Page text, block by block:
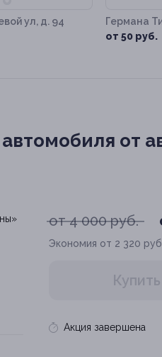
ул, д. 94
Германа
37
от 50 руб.
от
от 4 000 руб.
Экономия от 2 320 руб.
Купить
Акция завершена